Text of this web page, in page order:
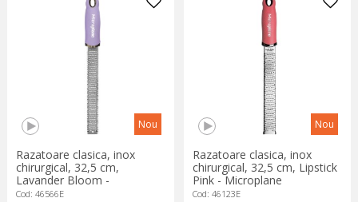
Nou
Razatoare clasica, inox
chirurgical, 32,5 cm,
Lavander Bloom -
Microplane
Cod: 46566E
Nou
Razatoare clasica, inox
chirurgical, 32,5 cm, Lipstick
Pink - Microplane
Cod: 46123E